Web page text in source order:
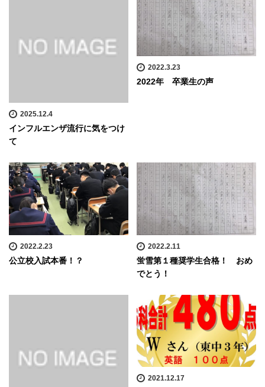
2025.12.4
インフルエンザ流行に気をつけ
て
2022.3.23
2022年 卒業生の声
2022.2.23
公立校入試本番！？
2022.2.11
蛍雪第１種奨学生合格！ おめ
でとう！
2021.12.17